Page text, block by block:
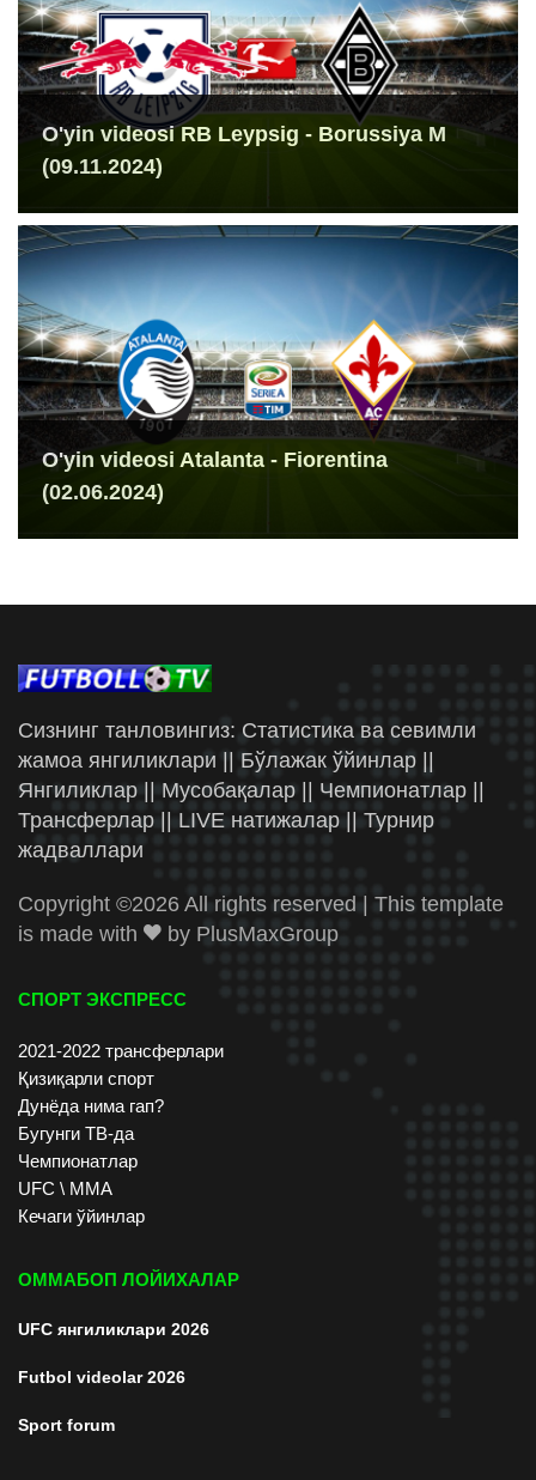
O'yin videosi RB Leypsig - Borussiya M
(09.11.2024)
O'yin videosi Atalanta - Fiorentina
(02.06.2024)
Сизнинг танловингиз: Статистика ва севимли
жамоа янгиликлари || Бўлажак ўйинлар ||
Янгиликлар || Мусобақалар || Чемпионатлар ||
Трансферлар || LIVE натижалар || Турнир
жадваллари
Copyright ©2026 All rights reserved | This template
is made with
by PlusMaxGroup
СПОРТ ЭКСПРЕСС
2021-2022 трансферлари
Қизиқарли спорт
Дунёда нима гап?
Бугунги ТВ-да
Чемпионатлар
UFC \ ММА
Кечаги ўйинлар
ОММАБОП ЛОЙИХАЛАР
UFC янгиликлари 2026
Futbol videolar 2026
Sport forum